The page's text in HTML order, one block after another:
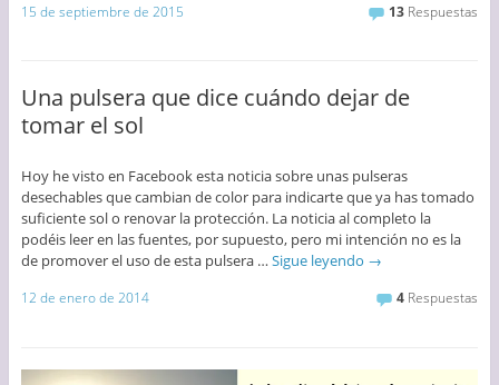
15 de septiembre de 2015 13 Respuestas
Una pulsera que dice cuándo dejar de
tomar el sol
Hoy he visto en Facebook esta noticia sobre unas pulseras
desechables que cambian de color para indicarte que ya has tomado
suficiente sol o renovar la protección. La noticia al completo la
podéis leer en las fuentes, por supuesto, pero mi intención no es la
de promover el uso de esta pulsera … Sigue leyendo →
12 de enero de 2014 4 Respuestas